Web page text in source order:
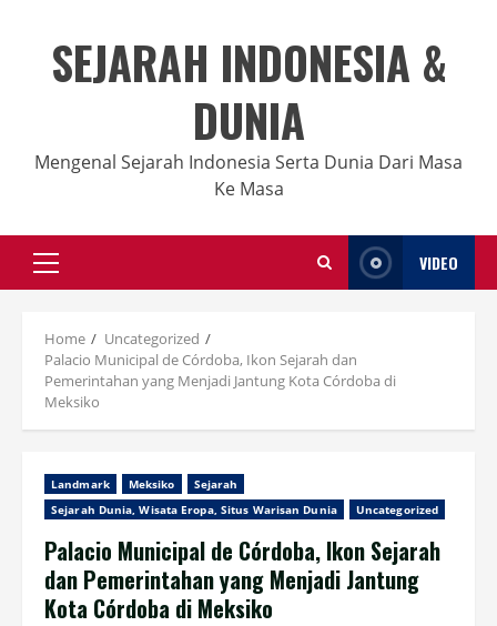
contentSEJARAH INDONESIA &
DUNIA
Mengenal Sejarah Indonesia Serta Dunia Dari Masa
Ke Masa
Primary
Menu
VIDEO
Home
Uncategorized
Palacio Municipal de Córdoba, Ikon Sejarah dan
Pemerintahan yang Menjadi Jantung Kota Córdoba di
Meksiko
Landmark Meksiko
Sejarah
Sejarah Dunia, Wisata Eropa, Situs Warisan Dunia
Uncategorized
Palacio Municipal de Córdoba, Ikon Sejarah
dan Pemerintahan yang Menjadi Jantung
Kota Córdoba di Meksiko